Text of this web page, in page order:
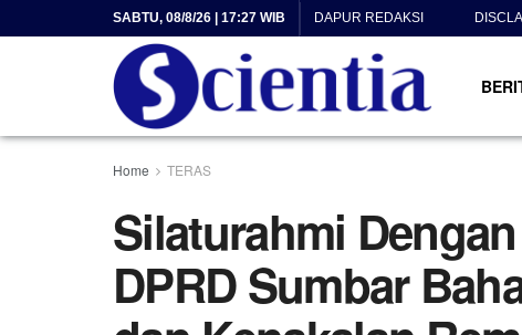
SABTU, 08/8/26 | 17:27 WIB DAPUR REDAKSI
Home TERAS
Silaturahmi
DPRD Sumbar